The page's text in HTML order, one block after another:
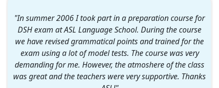
"Ich heiße Valquiria und in der ASL-Schule habe ich sehr
nette Leute kennen gelernt, viel Spaß gehabt und vor
allem viel gelernt. Die Lehrer sind sehr kompetent, vor
allem Gudrun, können uns alle Fragen beantworten und
mit Geduld die Grammatik erklären. Ich kann nur noch
sagen, dass ich sehr glücklich bin, dass ich bei ASL war!!"